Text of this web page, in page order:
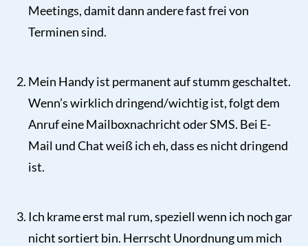
Meetings, damit dann andere fast frei von
Terminen sind.
Mein Handy ist permanent auf stumm geschaltet.
Wenn’s wirklich dringend/wichtig ist, folgt dem
Anruf eine Mailboxnachricht oder SMS. Bei E-
Mail und Chat weiß ich eh, dass es nicht dringend
ist.
Ich krame erst mal rum, speziell wenn ich noch gar
nicht sortiert bin. Herrscht Unordnung um mich